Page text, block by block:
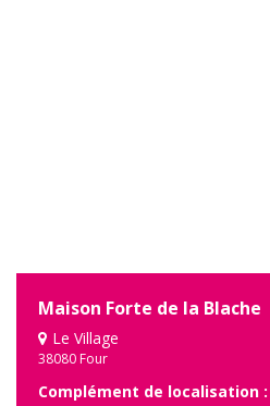
Maison Forte de la Blache
Le Village
38080 Four
Complément de localisation :